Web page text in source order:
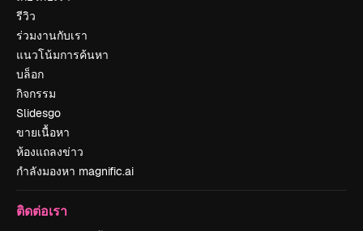
รีวิว
ร่วมงานกับเรา
แนวโน้มการค้นหา
บล็อก
กิจกรรม
Slidesgo
ขายเนื้อหา
ห้องแถลงข่าว
กำลังมองหา magnific.ai
ติดต่อเรา